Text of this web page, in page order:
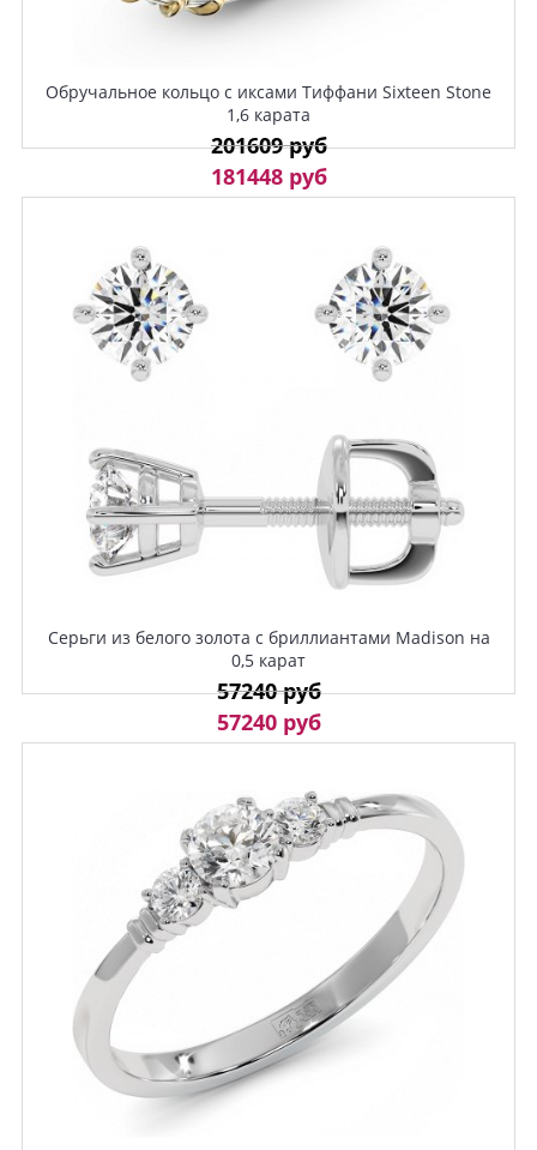
Обручальное кольцо с иксами Тиффани Sixteen Stone
1,6 карата
201609 руб
181448 руб
Серьги из белого золота с бриллиантами Madison на
0,5 карат
57240 руб
57240 руб